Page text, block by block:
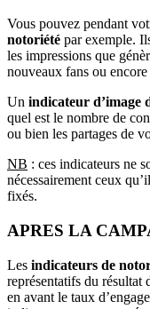
Vous pouvez pendant
notoriété par exemple.
les impressions que
nouveaux fans ou
Un indicateur d’image
quel est le nombre de
ou bien les partages de
NB : ces indicateurs ne
nécessairement ceux
fixés.
APRES LA
Les indicateurs de
représentatifs du résultat
en avant le taux